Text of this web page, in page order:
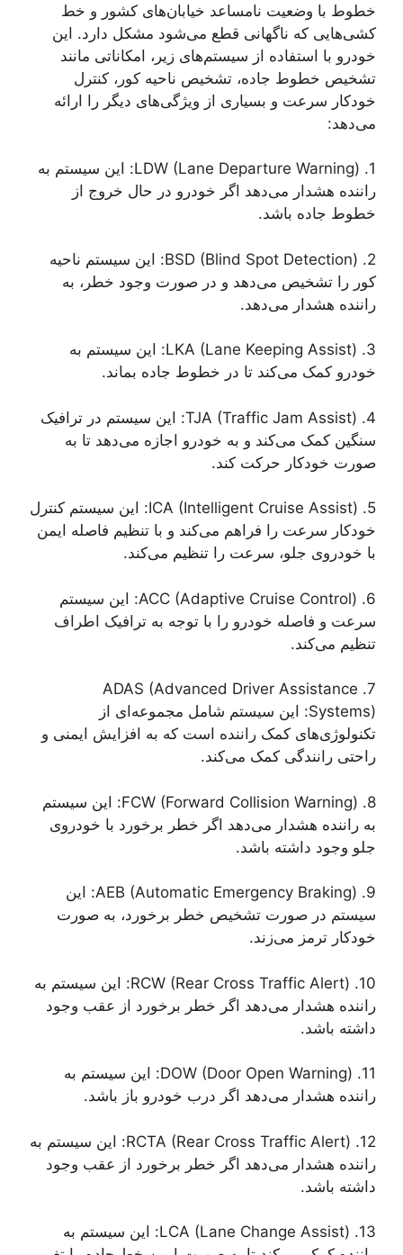
خطوط با وضعیت نامساعد خیابان‌های کشور و خط
کشی‌هایی که ناگهانی قطع می‌شود مشکل دارد. این
خودرو با استفاده از سیستم‌های زیر، امکاناتی مانند
تشخیص خطوط جاده، تشخیص ناحیه کور، کنترل
خودکار سرعت و بسیاری از ویژگی‌های دیگر را ارائه
می‌دهد:
1. LDW (Lane Departure Warning): این سیستم به
راننده هشدار می‌دهد اگر خودرو در حال خروج از
خطوط جاده باشد.
2. BSD (Blind Spot Detection): این سیستم ناحیه
کور را تشخیص می‌دهد و در صورت وجود خطر، به
راننده هشدار می‌دهد.
3. LKA (Lane Keeping Assist): این سیستم به
خودرو کمک می‌کند تا در خطوط جاده بماند.
4. TJA (Traffic Jam Assist): این سیستم در ترافیک
سنگین کمک می‌کند و به خودرو اجازه می‌دهد تا به
صورت خودکار حرکت کند.
5. ICA (Intelligent Cruise Assist): این سیستم کنترل
خودکار سرعت را فراهم می‌کند و با تنظیم فاصله ایمن
با خودروی جلو، سرعت را تنظیم می‌کند.
6. ACC (Adaptive Cruise Control): این سیستم
سرعت و فاصله خودرو را با توجه به ترافیک اطراف
تنظیم می‌کند.
7. ADAS (Advanced Driver Assistance
Systems): این سیستم شامل مجموعه‌ای از
تکنولوژی‌های کمک راننده است که به افزایش ایمنی و
راحتی رانندگی کمک می‌کند.
8. FCW (Forward Collision Warning): این سیستم
به راننده هشدار می‌دهد اگر خطر برخورد با خودروی
جلو وجود داشته باشد.
9. AEB (Automatic Emergency Braking): این
سیستم در صورت تشخیص خطر برخورد، به صورت
خودکار ترمز می‌زند.
10. RCW (Rear Cross Traffic Alert): این سیستم به
راننده هشدار می‌دهد اگر خطر برخورد از عقب وجود
داشته باشد.
11. DOW (Door Open Warning): این سیستم به
راننده هشدار می‌دهد اگر درب خودرو باز باشد.
12. RCTA (Rear Cross Traffic Alert): این سیستم به
راننده هشدار می‌دهد اگر خطر برخورد از عقب وجود
داشته باشد.
13. LCA (Lane Change Assist): این سیستم به